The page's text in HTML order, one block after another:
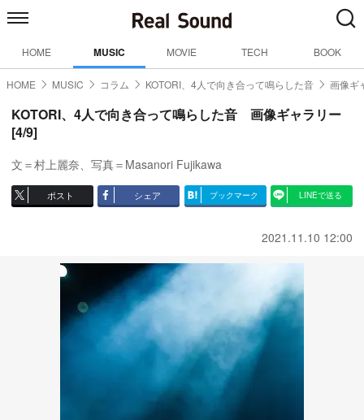
HOME MUSIC MOVIE TECH BOOK
HOME MUSIC コラム KOTORI、4人で向き合って鳴らした音 画像ギ
KOTORI、4人で向き合って鳴らした音 画像ギャラリー
[4/9]
文＝村上麗奈、写真＝Masanori Fujikawa
ポスト シェア ブックマーク LINEで送る
2021.11.10 12:00